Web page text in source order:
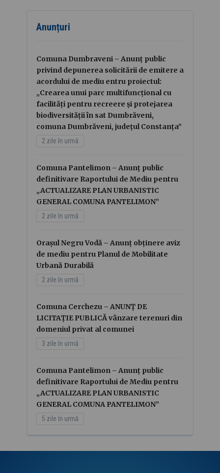
Anunțuri
Comuna Dumbraveni – Anunț public
privind depunerea solicitării de emitere a
acordului de mediu entru proiectul:
„Crearea unui parc multifuncțional cu
facilități pentru recreere și protejarea
biodiversității în sat Dumbrăveni,
comuna Dumbrăveni, județul Constanța”
2 zile în urmă
Comuna Pantelimon – Anunț public
definitivare Raportului de Mediu pentru
„ACTUALIZARE PLAN URBANISTIC
GENERAL COMUNA PANTELIMON”
2 zile în urmă
Orașul Negru Vodă – Anunț obținere aviz
de mediu pentru Planul de Mobilitate
Urbană Durabilă
2 zile în urmă
Comuna Cerchezu – ANUNȚ DE
LICITAȚIE PUBLICĂ vânzare terenuri din
domeniul privat al comunei
3 zile în urmă
Comuna Pantelimon – Anunț public
definitivare Raportului de Mediu pentru
„ACTUALIZARE PLAN URBANISTIC
GENERAL COMUNA PANTELIMON”
5 zile în urmă